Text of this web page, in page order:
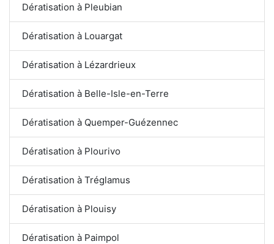
Dératisation à Pleubian
Dératisation à Louargat
Dératisation à Lézardrieux
Dératisation à Belle-Isle-en-Terre
Dératisation à Quemper-Guézennec
Dératisation à Plourivo
Dératisation à Tréglamus
Dératisation à Plouisy
Dératisation à Paimpol